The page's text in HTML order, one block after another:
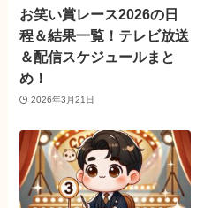
お笑い賞レース2026の日
程＆結果一覧！テレビ放送
＆配信スケジュールまと
め！
2026年3月21日